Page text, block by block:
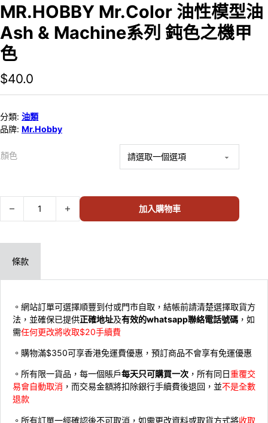
MR.HOBBY Mr.Color 油性模型油
Ash & Machine系列 鈍色之機甲
色
$40.0
分類: 油類
品牌: Mr.Hobby
顏色
MR.HOBBY Mr.Color 油性模型油 Ash & Machine系列 鈍色之機甲色 數
加入購物車
條款
。網站訂單可選擇順豐到付或門市自取，結帳前請清楚選擇取貨方
法，並確保已提供正確地址及有效的whatsapp聯絡電話號碼 ，如
需任何更改將收取$20手續費
。購物滿$350可享香港免運費優惠，預訂商品不會享有免運優惠
。所有限一貨品，每一個賬戶每天只可購買一次 ，所有同日重覆交
易會自動取消 ，而交易金額將扣除銀行手續費後退回，並不是全數
退款
。所有訂單一經確認後不可取消，如需更改資料或取貨方式將收取